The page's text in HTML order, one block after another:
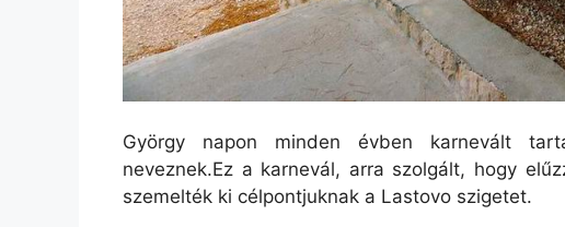
György napon minden évben karnevált
neveznek.Ez a karnevál, arra szolgált, hogy
szemelték ki célpontjuknak a Lastovo szigetet.